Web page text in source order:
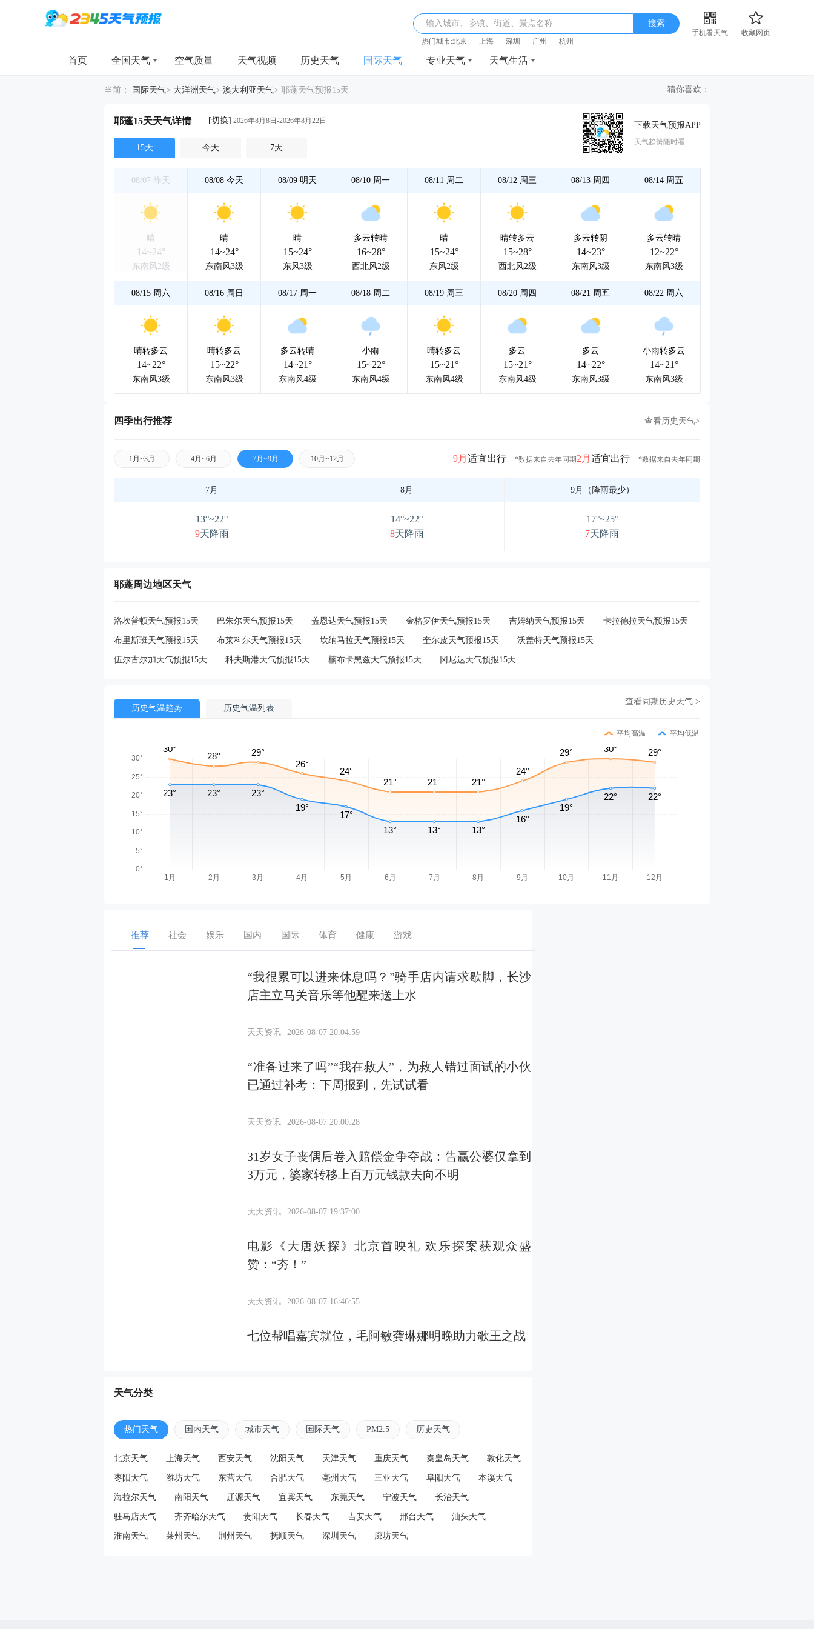
输入城市、乡镇、街道、景点名称 搜索
手机看天气
收藏网页
热门城市:北京 上海 深圳 广州 杭州
首页 全国天气 空气质量 天气视频 历史天气 国际天气 专业天气 天气生活
当前： 国际天气> 大洋洲天气> 澳大利亚天气> 耶蓬天气预报15天 猜你喜欢：
耶蓬15天天气详情 [切换] 2026年8月8日-2026年8月22日
15天 今天 7天
下载天气预报APP
天气趋势随时看
08/07 昨天
晴
14~24°
东南风2级
08/08 今天
晴
14~24°
东南风3级
08/09 明天
晴
15~24°
东风3级
08/10 周一
多云转晴
16~28°
西北风2级
08/11 周二
晴
15~24°
东风2级
08/12 周三
晴转多云
15~28°
西北风2级
08/13 周四
多云转阴
14~23°
东南风3级
08/14 周五
多云转晴
12~22°
东南风3级
08/15 周六
晴转多云
14~22°
东南风3级
08/16 周日
晴转多云
15~22°
东南风3级
08/17 周一
多云转晴
14~21°
东南风4级
08/18 周二
小雨
15~22°
东南风4级
08/19 周三
晴转多云
15~21°
东南风4级
08/20 周四
多云
15~21°
东南风4级
08/21 周五
多云
14~22°
东南风3级
08/22 周六
小雨转多云
14~21°
东南风3级
四季出行推荐 查看历史天气>
1月~3月 4月~6月 7月~9月 10月~12月 2月 适宜出行 *数据来自去年同期
9月 适宜出行 *数据来自去年同期
7月 8月 9月（降雨最少）
13°~22°
9天降雨
14°~22°
8天降雨
17°~25°
7天降雨
耶蓬周边地区天气
洛坎普顿天气预报15天 巴朱尔天气预报15天 盖恩达天气预报15天 金格罗伊天气预报15天 吉姆纳天气预报15天 卡拉德拉天气预报15天
布里斯班天气预报15天 布莱科尔天气预报15天 坎纳马拉天气预报15天 奎尔皮天气预报15天 沃盖特天气预报15天
伍尔古尔加天气预报15天 科夫斯港天气预报15天 楠布卡黑兹天气预报15天 冈尼达天气预报15天
历史气温趋势 历史气温列表
查看同期历史天气 >
平均高温 平均低温
推荐 社会 娱乐 国内 国际 体育 健康 游戏
“我很累可以进来休息吗？”骑手店内请求歇脚，长沙
店主立马关音乐等他醒来送上水
天天资讯 2026-08-07 20:04:59
“准备过来了吗”“我在救人”，为救人错过面试的小伙
已通过补考：下周报到，先试试看
天天资讯 2026-08-07 20:00:28
31岁女子丧偶后卷入赔偿金争夺战：告赢公婆仅拿到
3万元，婆家转移上百万元钱款去向不明
天天资讯 2026-08-07 19:37:00
电影《大唐妖探》北京首映礼 欢乐探案获观众盛
赞：“夯！”
天天资讯 2026-08-07 16:46:55
七位帮唱嘉宾就位，毛阿敏龚琳娜明晚助力歌王之战
荷兰弟、赞达亚举办婚宴庆祝结婚，两人最新街拍都
天天资讯 2026-08-07 16:42:51
男子结账时将钱丢地上，店员找零同样方式回敬，店
主再发声
天气分类
热门天气 国内天气 城市天气 国际天气 PM2.5 历史天气
北京天气 上海天气 西安天气 沈阳天气 天津天气 重庆天气 秦皇岛天气 敦化天气
枣阳天气 潍坊天气 东营天气 合肥天气 亳州天气 三亚天气 阜阳天气 本溪天气
海拉尔天气 南阳天气 辽源天气 宜宾天气 东莞天气 宁波天气 长治天气
驻马店天气 齐齐哈尔天气 贵阳天气 长春天气 吉安天气 邢台天气 汕头天气
淮南天气 莱州天气 荆州天气 抚顺天气 深圳天气 廊坊天气